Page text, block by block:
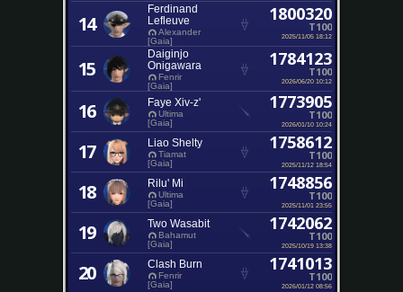
14
Ferdinand
Lefleuve
Alexander
[Gaia]
1800320
T100
2025/11/05 18:12
15
Daiginjo
Onigawara
Fenrir
[Gaia]
1784123
T100
2026/06/20 10:12
16 Faye Xiv-z'
Ultima
[Gaia]
1773905
T100
2026/01/10 10:24
17 Liao Shelty
Tiamat
[Gaia]
1758612
T100
2025/11/12 18:54
18 Rilu' Mi
Ultima
[Gaia]
1748856
T100
2025/11/01 23:55
19 Two Wasabit
Bahamut
[Gaia]
1742062
T100
2025/10/19 13:38
20 Clash Burn
Fenrir
[Gaia]
1741013
T100
2026/01/12 08:56